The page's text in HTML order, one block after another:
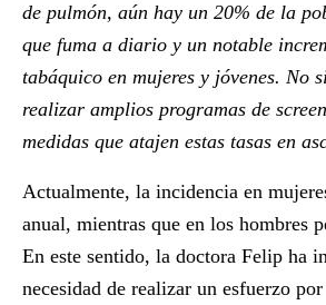
de pulmón, aún hay un 20% de la
que fuma a diario y un notable
tabáquico en mujeres y jóvenes. No
realizar amplios programas de
medidas que atajen estas tasas en
Actualmente, la incidencia en
anual, mientras que en los hombres
En este sentido, la doctora Felip ha
necesidad de realizar un esfuerzo